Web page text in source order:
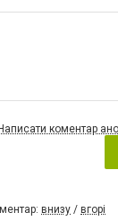
Написати коментар
внизу / вгорі